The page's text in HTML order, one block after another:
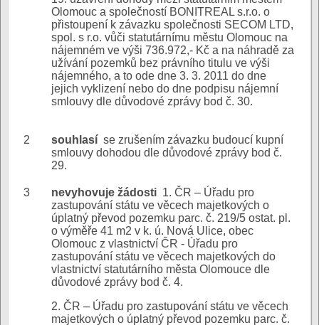
Olomouc a společností BONITREAL s.r.o. o
přistoupení k závazku společnosti SECOM LTD,
spol. s r.o. vůči statutárnímu městu Olomouc na
nájemném ve výši 736.972,- Kč a na náhradě za
užívání pozemků bez právního titulu ve výši
nájemného, a to ode dne 3. 3. 2011 do dne
jejich vyklizení nebo do dne podpisu nájemní
smlouvy dle důvodové zprávy bod č. 30.
2 souhlasí se zrušením závazku budoucí kupní
smlouvy dohodou dle důvodové zprávy bod č.
29.
3 nevyhovuje žádosti 1. ČR – Úřadu pro
zastupování státu ve věcech majetkových o
úplatný převod pozemku parc. č. 219/5 ostat. pl.
o výměře 41 m2 v k. ú. Nová Ulice, obec
Olomouc z vlastnictví ČR - Úřadu pro
zastupování státu ve věcech majetkových do
vlastnictví statutárního města Olomouce dle
důvodové zprávy bod č. 4.
2. ČR – Úřadu pro zastupování státu ve věcech
majetkových o úplatný převod pozemku parc. č.